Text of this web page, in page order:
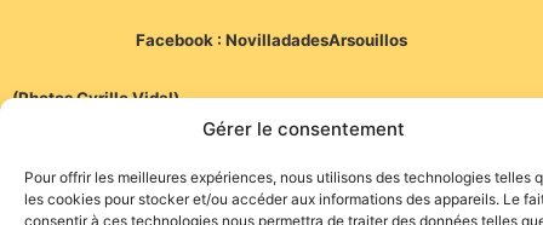
Gérer le consentement
Pour offrir les meilleures expériences, nous utilisons des technologies telles
les cookies pour stocker et/ou accéder aux informations des appareils. Le
consentir à ces technologies nous permettra de traiter des données telles
Facebook : NovilladadesArsouillos
(Photos Cyrille Vidal)